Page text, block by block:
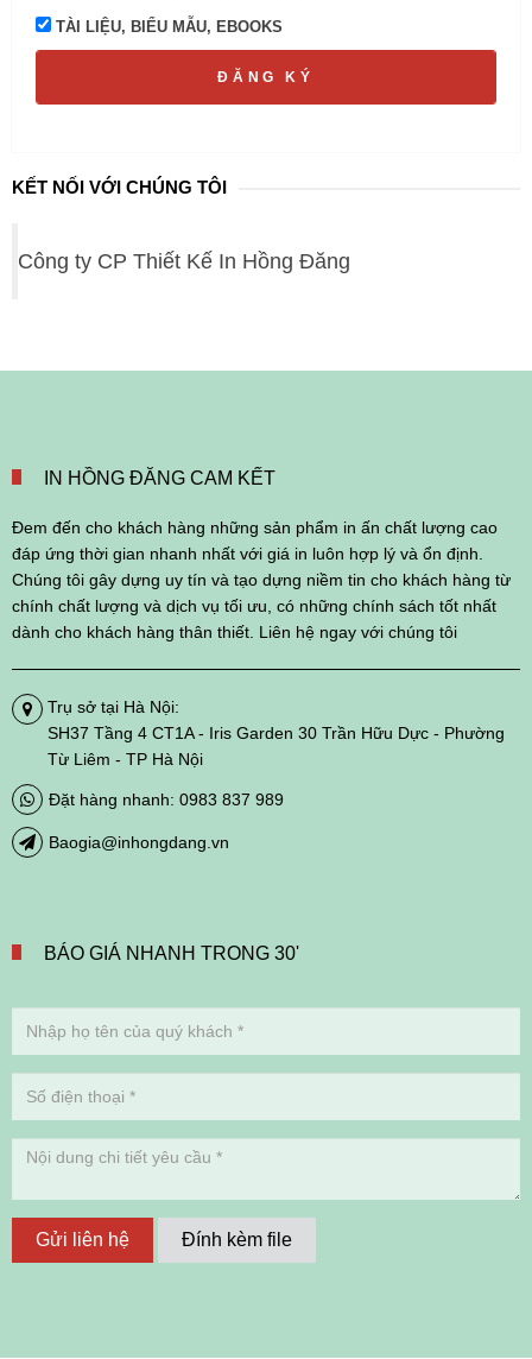
TÀI LIỆU, BIỂU MẪU, EBOOKS
ĐĂNG KÝ
KẾT NỐI VỚI CHÚNG TÔI
Công ty CP Thiết Kế In Hồng Đăng
IN HỒNG ĐĂNG CAM KẾT
Đem đến cho khách hàng những sản phẩm in ấn chất lượng cao
đáp ứng thời gian nhanh nhất với giá in luôn hợp lý và ổn định.
Chúng tôi gây dựng uy tín và tạo dựng niềm tin cho khách hàng từ
chính chất lượng và dịch vụ tối ưu, có những chính sách tốt nhất
dành cho khách hàng thân thiết. Liên hệ ngay với chúng tôi
Trụ sở tại Hà Nội:
SH37 Tầng 4 CT1A - Iris Garden 30 Trần Hữu Dực - Phường
Từ Liêm - TP Hà Nội
Đặt hàng nhanh: 0983 837 989
Baogia@inhongdang.vn
BÁO GIÁ NHANH TRONG 30'
Gửi liên hệ Đính kèm file